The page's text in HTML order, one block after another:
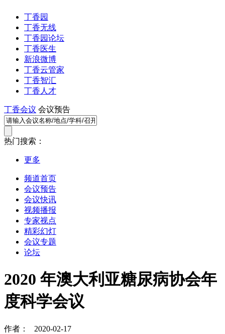
丁香园
丁香无线
丁香园论坛
丁香医生
新浪微博
丁香云管家
丁香智汇
丁香人才
丁香会议 会议预告
热门搜索：
更多
频道首页
会议预告
会议快讯
视频播报
专家视点
精彩幻灯
会议专题
论坛
2020 年澳大利亚糖尿病协会年
度科学会议
作者： 2020-02-17